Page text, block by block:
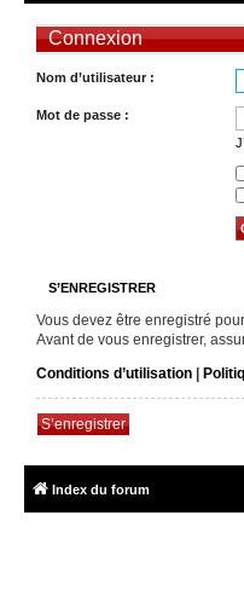
Connexion
Nom d’utilisateur :
Mot de passe :
S’ENREGISTRER
Vous devez être enregistré
Avant de vous enregistrer,
Conditions d’utilisation |
S’enregistrer
Index du forum